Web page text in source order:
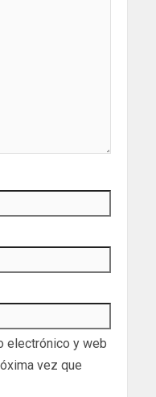
electrónico y web
vez que